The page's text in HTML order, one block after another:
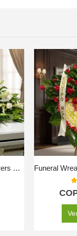
Funeral Arrangement Covers Box With White Roses and Lilies